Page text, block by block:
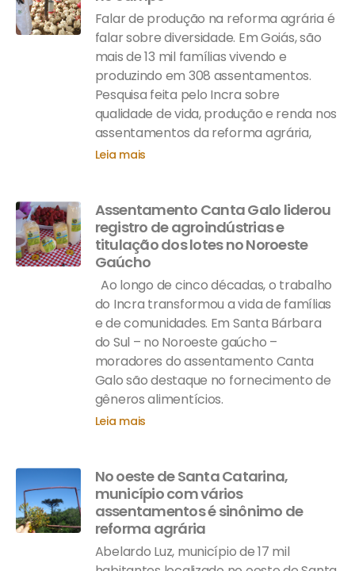
Falar de produção na reforma agrária é
falar sobre diversidade. Em Goiás, são
mais de 13 mil famílias vivendo e
produzindo em 308 assentamentos.
Pesquisa feita pelo Incra sobre
qualidade de vida, produção e renda nos
assentamentos da reforma agrária,
Leia mais
Assentamento Canta Galo liderou
registro de agroindústrias e
titulação dos lotes no Noroeste
Gaúcho
Ao longo de cinco décadas, o trabalho
do Incra transformou a vida de famílias
e de comunidades. Em Santa Bárbara
do Sul – no Noroeste gaúcho –
moradores do assentamento Canta
Galo são destaque no fornecimento de
gêneros alimentícios.
Leia mais
No oeste de Santa Catarina,
município com vários
assentamentos é sinônimo de
reforma agrária
Abelardo Luz, município de 17 mil